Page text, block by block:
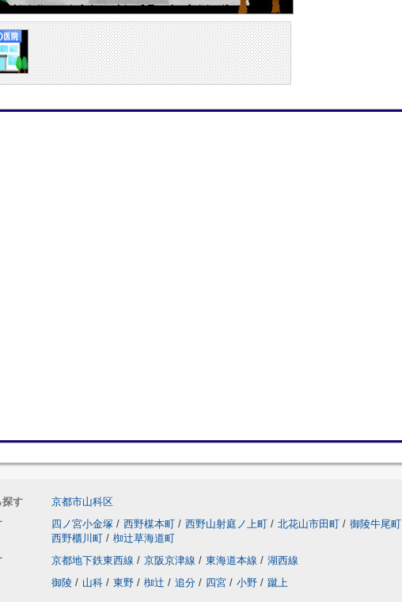
探す
京都市山科区
四ノ宮小金塚 / 西野楳本町 / 西野山射庭ノ上町 / 北花山市田町 / 御陵牛尾町
西野櫃川町 / 椥辻草海道町
京都地下鉄東西線 / 京阪京津線 / 東海道本線 / 湖西線
御陵 / 山科 / 東野 / 椥辻 / 追分 / 四宮 / 小野 / 蹴上